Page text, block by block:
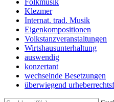
Folkmusik
Klezmer
Internat. trad. Musik
Eigenkompositionen
Volkstanzveranstaltungen
Wirtshausunterhaltung
auswendig
konzertant
wechselnde Besetzungen
überwiegend